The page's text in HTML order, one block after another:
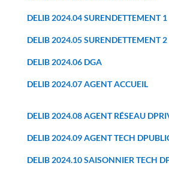
DELIB 2024.04 SURENDETTEMENT 1
DELIB 2024.05 SURENDETTEMENT 2
DELIB 2024.06 DGA
DELIB 2024.07 AGENT ACCUEIL
DELIB 2024.08 AGENT RÉSEAU
DELIB 2024.09 AGENT TECH
DELIB 2024.10 SAISONNIER TECH